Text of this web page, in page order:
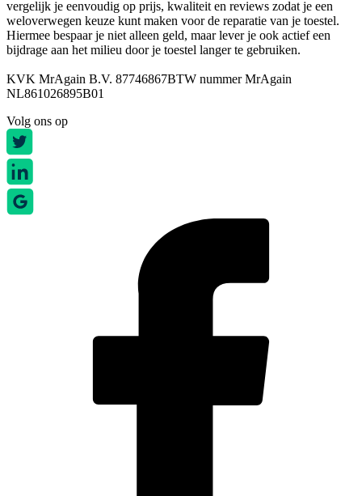
vergelijk je eenvoudig op prijs, kwaliteit en reviews zodat je een
weloverwegen keuze kunt maken voor de reparatie van je toestel.
Hiermee bespaar je niet alleen geld, maar lever je ook actief een
bijdrage aan het milieu door je toestel langer te gebruiken.
KVK MrAgain B.V. 87746867BTW nummer MrAgain
NL861026895B01
Volg ons op